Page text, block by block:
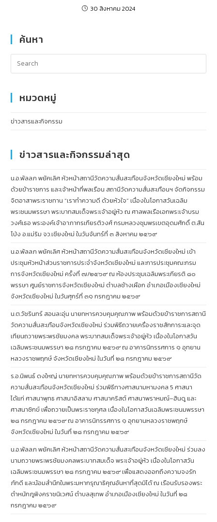
30 สิงหาคม 2024
ค้นหา
หมวดหมู่
ข่าวสารและกิจกรรม
ข่าวสารและกิจกรรมล่าสุด
น.อ.พัลลภ พยัคเลิศ หัวหน้าสถานีวัดความสั่นสะเทือนจังหวัดเชียงใหม่ พร้อม
ด้วยข้าราชการ และเจ้าหน้าที่พลเรือน สถานีวัดความสั่นสะเทือนฯ จัดกิจกรรม
จิตอาสาพระราชทาน “เราทำความดี ด้วยหัวใจ” เนื่องในโอกาสวันเฉลิม
พระชนมพรรษา พระบาทสมเด็จพระเจ้าอยู่หัว ณ ศาลพลเรือเอกพระเจ้าบรม
วงศ์เธอ พระองค์เจ้าอาภากรเกียรติวงศ์ กรมหลวงชุมพรเขตอุดมศักดิ์ ต.สัน
โป่ง อ.แม่ริม จว.เชียงใหม่ ในวันจันทร์ที่ ๓ สิงหาคม ๒๕๖๙
น.อ.พัลลภ พยัคเลิศ หัวหน้าสถานีวัดความสั่นสะเทือนจังหวัดเชียงใหม่ เข้า
ประชุมหัวหน้าส่วนราชการประจำจังหวัดเชียงใหม่ และการประชุมคณะกรม
การจังหวัดเชียงใหม่ ครั้งที่ ๗/๒๕๖๙ ณ ห้องประชุมเฉลิมพระเกียรติ ๘๐
พรรษา ศูนย์ราชการจังหวัดเชียงใหม่ ตำบลช้างเผือก อำเภอเมืองเชียงใหม่
จังหวัดเชียงใหม่ ในวันศุกร์ที่ ๓๑ กรกฎาคม ๒๕๖๙
น.ต.วัชรินทร์ สอนละอุ่น นายทหารควบคุมคุณภาพ พร้อมด้วยข้าราชการสถานี
วัดความสั่นสะเทือนจังหวัดเชียงใหม่ ร่วมพิธีถวายเครื่องราชสักการะและจุด
เทียนถวายพระพรชัยมงคล พระบาทสมเด็จพระเจ้าอยู่หัว เนื่องในโอกาสวัน
เฉลิมพระชนมพรรษา ๒๘ กรกฎาคม ๒๕๖๙ ณ อาคารนิทรรศการ ๑ อุทยาน
หลวงราชพฤกษ์ จังหวัดเชียงใหม่ ในวันที่ ๒๘ กรกฎาคม ๒๕๖๙
ร.อ.นิพนธ์ ดงใหญ่ นายทหารควบคุมคุณภาพ พร้อมด้วยข้าราชการสถานีวัด
ความสั่นสะเทือนจังหวัดเชียงใหม่ ร่วมพิธีทางศาสนามหามงคล 5 ศาสนา
ได้แก่ ศาสนาพุทธ ศาสนาอิสลาม ศาสนาคริสต์ ศาสนาพราหมณ์–ฮินดู และ
ศาสนาซิกข์ เพื่อถวายเป็นพระราชกุศล เนื่องในโอกาสวันเฉลิมพระชนมพรรษา
๒๘ กรกฎาคม ๒๕๖๙ ณ อาคารนิทรรศการ ๑ อุทยานหลวงราชพฤกษ์
จังหวัดเชียงใหม่ ในวันที่ ๒๘ กรกฎาคม ๒๕๖๙
น.อ.พัลลภ พยัคเลิศ หัวหน้าสถานีวัดความสั่นสะเทือนจังหวัดเชียงใหม่ ร่วมลง
นามถวายพระพรชัยมงคลพระบาทสมเด็จ พระเจ้าอยู่หัว เนื่องในโอกาสวัน
เฉลิมพระชนมพรรษา ๒๘ กรกฎาคม ๒๕๖๙ เพื่อแสดงออกถึงความจงรัก
ภักดี และน้อมสำนึกในพระมหากรุณาธิคุณอันหาที่สุดมิได้ ณ เรือนรับรองพระ
ตำหนักภูพิงคราชนิเวศน์ ตำบลสุเทพ อำเภอเมืองเชียงใหม่ ในวันที่ ๒๘
กรกฎาคม ๒๕๖๙